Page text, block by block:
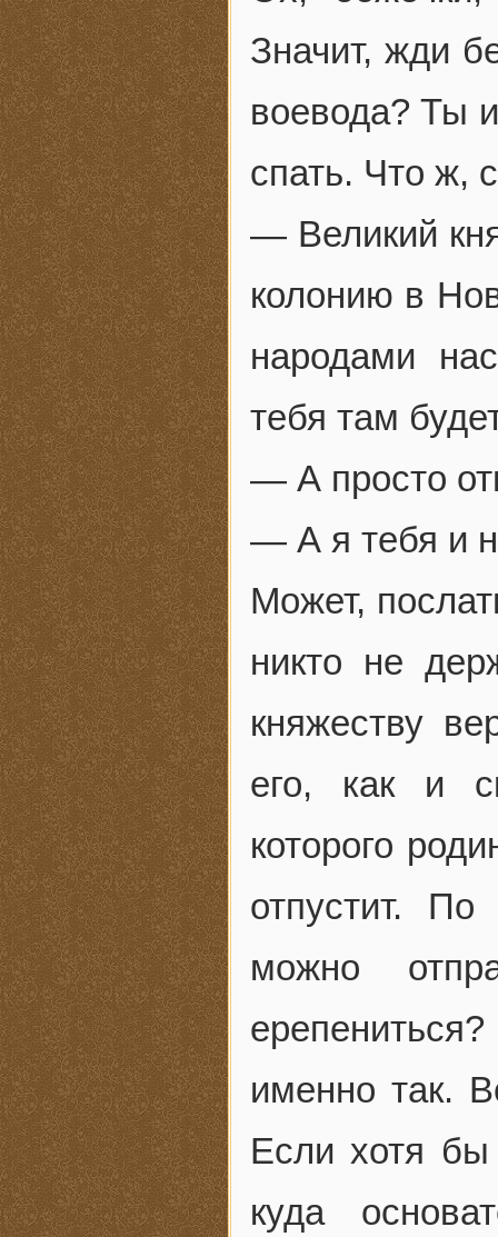
Значит, жди
воевода? Ты
спать. Что ж,
— Великий
колонию в
народами
тебя там
— А просто
— А я тебя и
Может,
никто не
княжеству
его, как и
которого
отпустит.
можно
именно так.
Если хотя
куда